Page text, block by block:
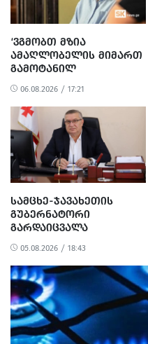
‘ᲕᲒᲛᲝᲑᲗ ᲛᲖᲘᲐ
ᲐᲛᲐᲦᲚᲝᲑᲔᲚᲘᲡ ᲛᲘᲛᲐᲠᲗ
ᲒᲐᲛᲝᲢᲐᲜᲘᲚ
ᲐᲠᲐᲞᲠᲝᲞᲝᲠᲪᲘᲣᲚ ᲓᲐ
ᲞᲝᲚᲘᲢᲘᲖᲔᲑᲣᲚ
ᲒᲐᲜᲐᲩᲔᲜᲡ’ -
ᲔᲕᲠᲝᲙᲐᲕᲨᲘᲠᲘᲡ ᲡᲐᲔᲚᲩᲝ
06.08.2026 / 17:21
ᲡᲐᲛᲪᲮᲔ-ᲯᲐᲕᲐᲮᲔᲗᲘᲡ
ᲒᲣᲑᲔᲠᲜᲐᲢᲝᲠᲘ
ᲒᲐᲠᲓᲐᲘᲪᲕᲐᲚᲐ
05.08.2026 / 18:43